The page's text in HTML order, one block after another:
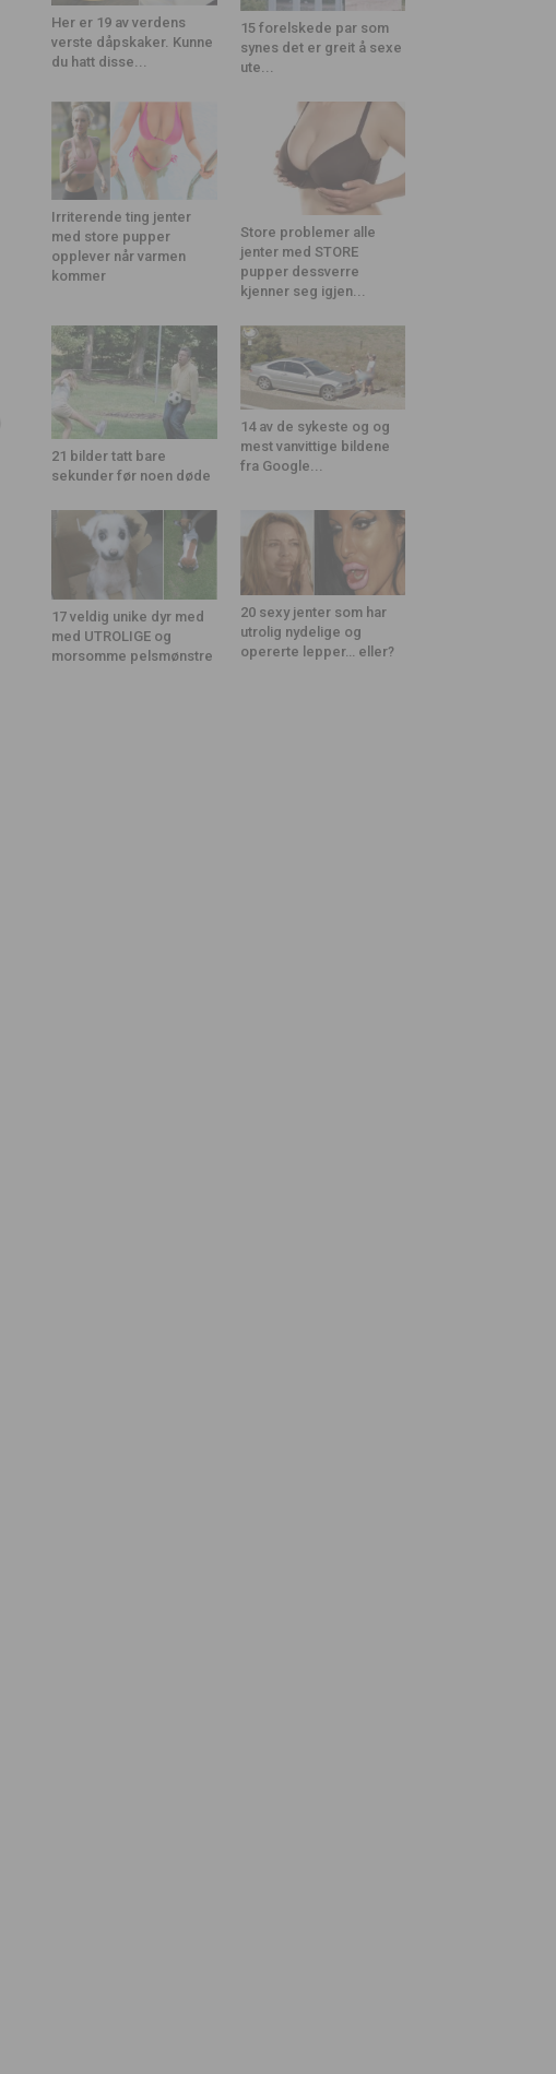
Her er 19 av verdens
verste dåpskaker. Kunne
du hatt disse...
15 forelskede par som
synes det er greit å sexe
ute...
Irriterende ting jenter
med store pupper
opplever når varmen
kommer
Store problemer alle
jenter med STORE
pupper dessverre
kjenner seg igjen...
21 bilder tatt bare
sekunder før noen døde
14 av de sykeste og og
mest vanvittige bildene
fra Google...
17 veldig unike dyr med
med UTROLIGE og
morsomme pelsmønstre
20 sexy jenter som har
utrolig nydelige og
opererte lepper… eller?